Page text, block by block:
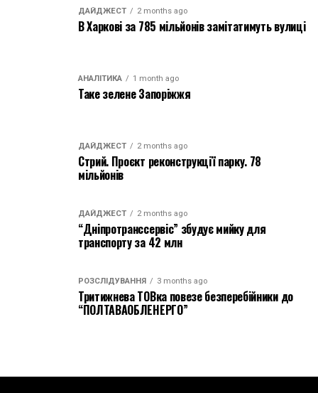
ДАЙДЖЕСТ 2 months ago
В Харкові за 785 мільйонів замітатимуть вулиці
АНАЛІТИКА 1 month ago
Таке зелене Запоріжжя
ДАЙДЖЕСТ 2 months ago
Стрий. Проєкт реконструкції парку. 78
мільйонів
ДАЙДЖЕСТ 2 months ago
“Дніпротранссервіс” збудує мийку для
транспорту за 42 млн
РОЗСЛІДУВАННЯ 3 months ago
Тритижнева ТОВка повезе безперебійники до
“ПОЛТАВАОБЛЕНЕРГО”